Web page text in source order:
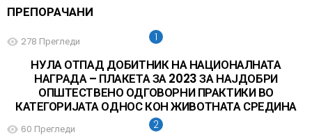
ПРЕПОРАЧАНИ
278 Прегледи
НУЛА ОТПАД ДОБИТНИК НА НАЦИОНАЛНАТА
НАГРАДА – ПЛАКЕТА ЗА 2023 ЗА НАЈДОБРИ
ОПШТЕСТВЕНО ОДГОВОРНИ ПРАКТИКИ ВО
КАТЕГОРИЈАТА ОДНОС КОН ЖИВОТНАТА СРЕДИНА
60 Прегледи